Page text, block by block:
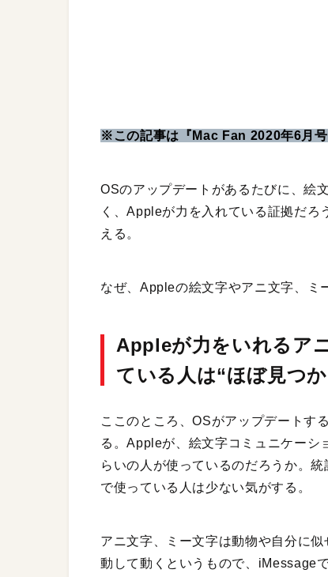
※この記事は『Mac Fan 2020年6月号
OSのアップデートがあるたびに、絵
く、Appleが力を入れている証拠だろ
える。
なぜ、Appleの絵文字やアニ文字、ミ
Appleが力をいれるア
ている人は“ほぼ見つ
ここのところ、OSがアップデートす
る。Appleが、絵文字コミュニケーシ
らいの人が使っているのだろうか。
で使っている人は少ない気がする。
アニ文字、ミー文字は動物や自分に
動して動くというもので、iMessage